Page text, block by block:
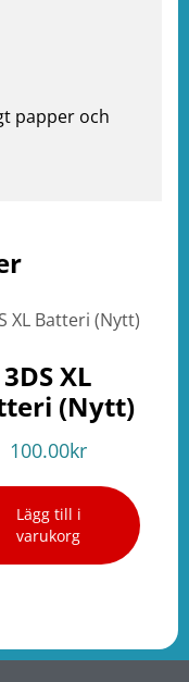
3DS XL
(Nytt)
100.00kr
Lägg till i
varukorg
papper och